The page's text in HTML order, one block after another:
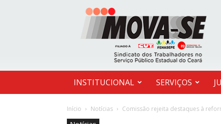
MOVA-
SE
INSTITUCIONAL SERVIÇOS
Início Notícias Comissão rejeita destaques à